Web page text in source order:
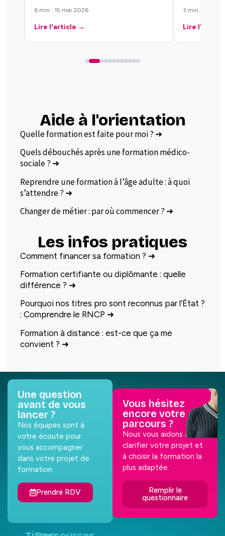
6 min · 15 mai 2026
Lire l'article →
3 min · 8 mai
Lire
Aide à l'orientation
Quelle formation est faite pour moi ? ➜
Quels débouchés après une formation médico-
sociale ? ➜
Reprendre une formation à l’âge adulte : à quoi
s’attendre ? ➜
Changer de métier : par où commencer ? ➜
Les infos pratiques
Comment financer sa formation ? ➜
Formation certifiante ou diplômante : quelle
différence ? ➜
Pourquoi nos titres pro sont reconnus par l’État ?
: Comprendre le RNCP ➜
Formation à distance : est-ce que ça me
convient ? ➜
Une question
avant de vous
lancer ?
Nos équipes sont à
votre écoute pour
vous accompagner
dans votre projet de
formation.
Prendre RDV
Vous hésitez
encore votre
parcours ?
Nous vous aidons à
clarifier votre projet et
à choisir la formation la
plus adaptée.
Remplir le
questionnaire